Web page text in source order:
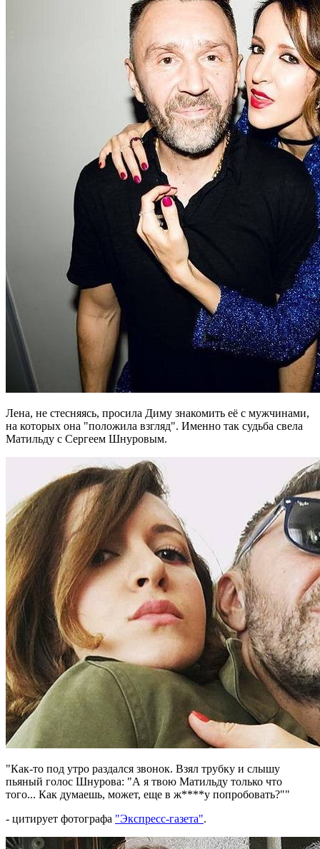
Лена, не стесняясь, просила Диму знакомить её с мужчинами,
на которых она "положила взгляд". Именно так судьба свела
Матильду с Сергеем Шнуровым.
"Как-то под утро раздался звонок. Взял трубку и слышу
пьяный голос Шнурова: "А я твою Матильду только что
того... Как думаешь, может, еще в ж****у попробовать?""
- цитирует фотографа "Экспресс-газета".